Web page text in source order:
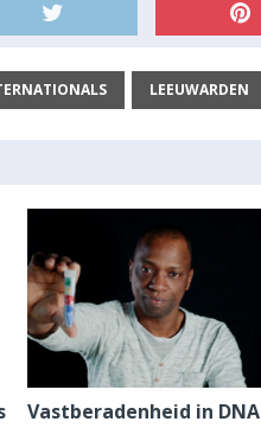
LEEUWARDEN
Vastberadenheid in DNA